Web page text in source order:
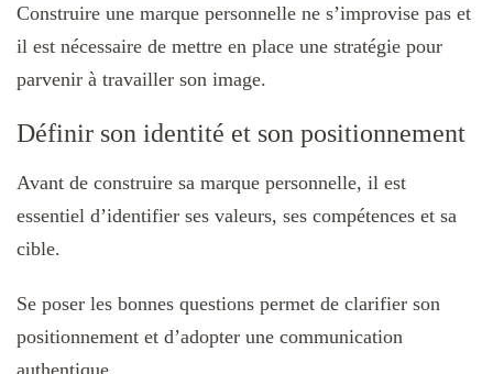
Construire une marque personnelle ne s’improvise pas et
il est nécessaire de mettre en place une stratégie pour
parvenir à travailler son image.
Définir son identité et son positionnement
Avant de construire sa marque personnelle, il est
essentiel d’identifier ses valeurs, ses compétences et sa
cible.
Se poser les bonnes questions permet de clarifier son
positionnement et d’adopter une communication
authentique.